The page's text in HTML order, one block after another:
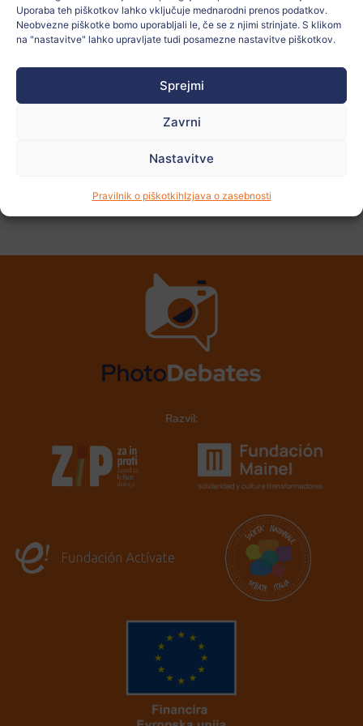
Uporaba teh piškotkov lahko vključuje mednarodni prenos podatkov.
Neobvezne piškotke bomo uporabljali le, če se z njimi strinjate. S klikom
na "nastavitve" lahko upravljate tudi posamezne nastavitve piškotkov.
Sprejmi
Zavrni
Nastavitve
Pravilnik o piškotkihIzjava o zasebnosti
Učitelj: Alberto Bazán Hiraldo
Oglejte si
Razvil: